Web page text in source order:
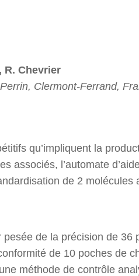
R. Chevrier
Clermont-Ferrand,
qu’impliquent la
associés, l’automate
de 2
pesée de la précision de 36
de 10 poches de
méthode de contrôle